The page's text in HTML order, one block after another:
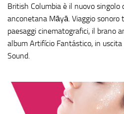
British Columbia è il nuovo singolo
anconetana Māyā. Viaggio sonoro
paesaggi cinematografici, il brano
album Artifício Fantástico, in
Sound.